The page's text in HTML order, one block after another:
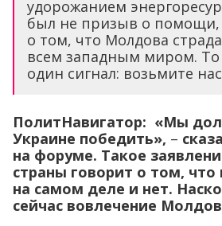
удорожанием
был не призыв о помощи,
о том, что Молдова
всем западным миром. То
один сигнал: возьмите
ПолитНавигатор: «Мы
Украине победить», –
на форуме. Такое
страны говорит о том, что
на самом деле и нет.
сейчас вовлечение